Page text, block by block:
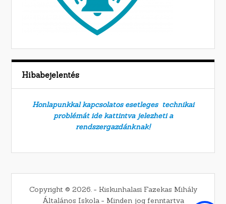
Hibabejelentés
Honlapunkkal kapcsolatos esetleges technikai
problémát ide kattintva jelezheti a
rendszergazdánknak!
Copyright © 2026. − Kiskunhalasi Fazekas Mihály
Általános Iskola − Minden jog fenntartva